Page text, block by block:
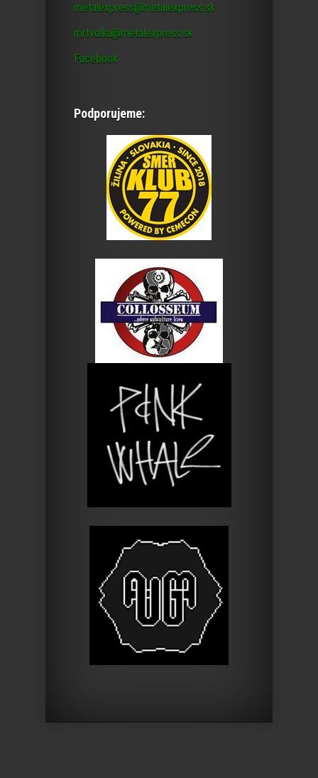
metalexpress@metalexpress.sk
mrtvolka@metalexpress.sk
Facebook
Podporujeme: